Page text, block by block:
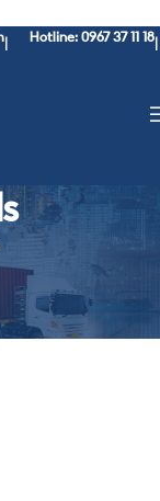
Hotline: 0967 37 11 18|